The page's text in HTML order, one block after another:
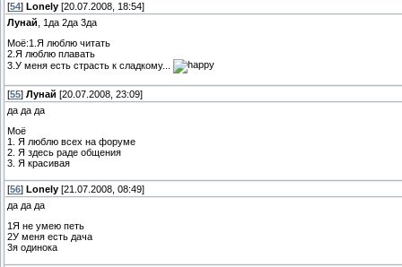
[54] Lonely [20.07.2008, 18:54]
Лунай , 1да 2да 3да
Моё:1.Я люблю читать
2.Я люблю плавать
3.У меня есть страсть к сладкому...
[55] Лунай [20.07.2008, 23:09]
да да да
Моё
1. Я люблю всех на форуме
2. Я здесь раде общения
3. Я красивая
[56] Lonely [21.07.2008, 08:49]
да да да
1Я не умею петь
2У меня есть дача
3я одинока